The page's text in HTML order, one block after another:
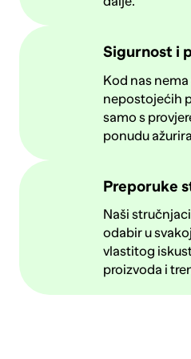
Sigurnost i
Kod nas
nepostojećih
samo s
ponudu
Preporuke
Naši
odabir u
vlastitog
proizvoda i